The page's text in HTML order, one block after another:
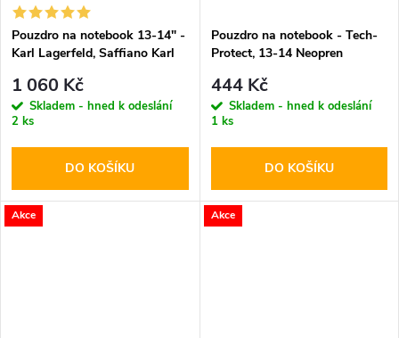
Pouzdro na notebook 13-14" -
Karl Lagerfeld, Saffiano Karl
1 060 Kč
Skladem - hned k odeslání
2 ks
DO KOŠÍKU
Pouzdro na notebook - Tech-
Protect, 13-14 Neopren
444 Kč
Skladem - hned k odeslání
1 ks
DO KOŠÍKU
Akce Akce